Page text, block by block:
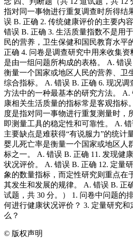
指对同一事物进行重复调查时所得结
误 B. 正确 2. 传统健康评价的主要内
错误 B. 正确 3. 生活质量指数不是用
民的营养，卫生保健和国民教育水平
正确 4. 问卷是调查研究中用来收集
是由一组问题所构成的表格。 A. 错
衡量一个国家或地区人民的营养、卫
综合指标。 A. 错误 B. 正确 6. 现况调
方法中的一种最基本的研究方法。 A.
康相关生活质量的指标常是客观指标
度是指对同一事物进行重复测量时，
即测量工具的稳定性和可靠性。 A.
主要缺点是难获得“有说服力”的统计
婴儿死亡率是衡量一个国家或地区人
标之一。 A. 错误 B. 正确 11. 发现健
状况评价。 A. 错误 B. 正确 12. 定量
象的数量指标，而定性研究则重点在
其发生和发展的规律。 A. 错误 B. 正
试题，共 30 分。） 1. 问卷中问题的
何进行健康状况评价？ 3. 定量研究
么？
© 版权声明